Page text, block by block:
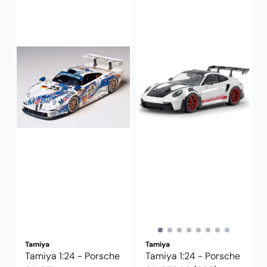
Tamiya
Tamiya 1:24 - Porsche
Tamiya
Tamiya 1:24 - Porsche